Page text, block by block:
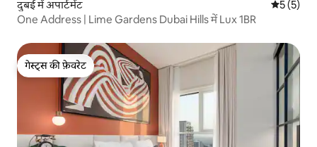
दुबई में अपार्टमेंट औसत रेटिंग
5 (5)
One Address | Lime Gardens Dubai Hills में Lux 1BR
गेस्ट्स की फ़ेवरेट
गेस्ट्स की फ़ेवरेट